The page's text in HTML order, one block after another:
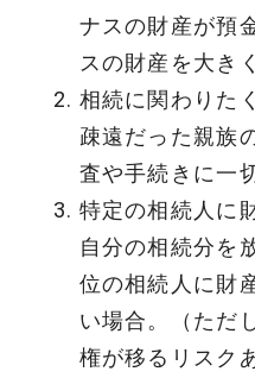
ナスの財産が預
スの財産を大き
相続に関わりた
疎遠だった親族
査や手続きに一
特定の相続人に
自分の相続分を
位の相続人に財
い場合。（ただ
権が移るリスク